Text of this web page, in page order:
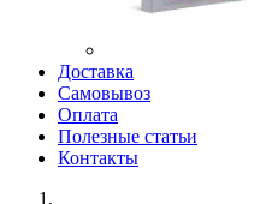
Доставка
Самовывоз
Оплата
Полезные статьи
Контакты